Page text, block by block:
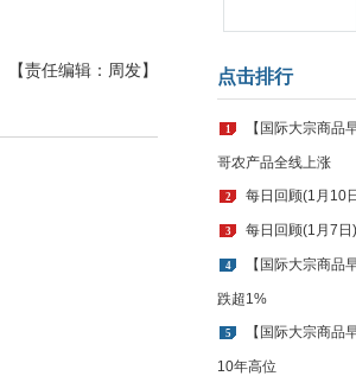
【责任编辑：周发】 点击排行
1 【国际大宗商品
哥农产品全线上涨
2 每日回顾(1月10
3 每日回顾(1月7
4 【国际大宗商品
跌超1%
5 【国际大宗商品
10年高位